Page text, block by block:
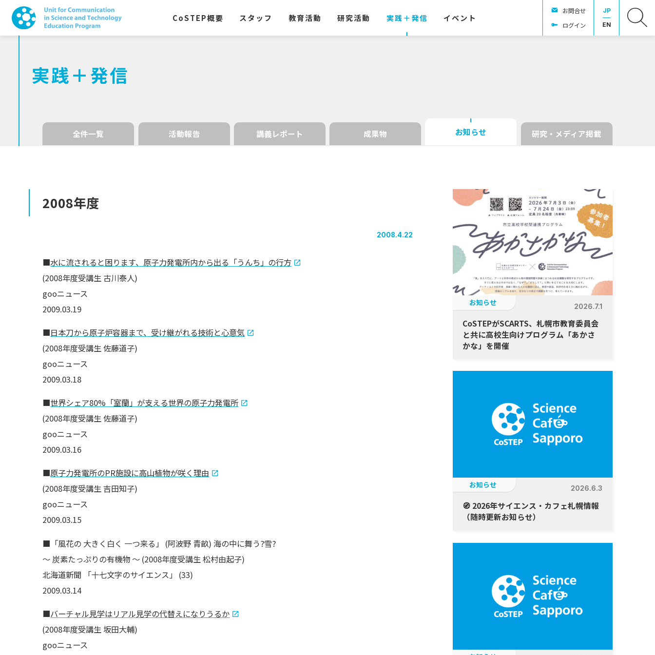
CoSTEP概要 スタッフ 教育活動 研究活動 実践＋発信 イベント
お問合せ
ログイン
JP
EN
実践＋発信
全件一覧 活動報告 講義レポート 成果物 お知らせ 研究・メディア掲載
2008年度
2008.4.22
■水に流されると困ります、原子力発電所内から出る「うんち」の行方
(2008年度受講生 古川泰人)
gooニュース
2009.03.19
■日本刀から原子炉容器まで、受け継がれる技術と心意気
(2008年度受講生 佐藤道子)
gooニュース
2009.03.18
■世界シェア80%「室蘭」が支える世界の原子力発電所
(2008年度受講生 佐藤道子)
gooニュース
2009.03.16
■原子力発電所のPR施設に高山植物が咲く理由
(2008年度受講生 吉田知子)
gooニュース
2009.03.15
■「風花の 大きく白く 一つ来る」 (阿波野 青畝) 海の中に舞う?雪?
〜 炭素たっぷりの有機物 〜 (2008年度受講生 松村由起子)
北海道新聞 「十七文字のサイエンス」 (33)
2009.03.14
■バーチャル見学はリアル見学の代替えになりうるか
(2008年度受講生 坂田大輔)
gooニュース
お知らせ 2026.7.1
CoSTEPがSCARTS、札幌市教育委員会
と共に高校生向けプログラム「あかさ
かな」を開催
お知らせ 2026.6.3
🧭 2026年サイエンス・カフェ札幌情報
（随時更新お知らせ）